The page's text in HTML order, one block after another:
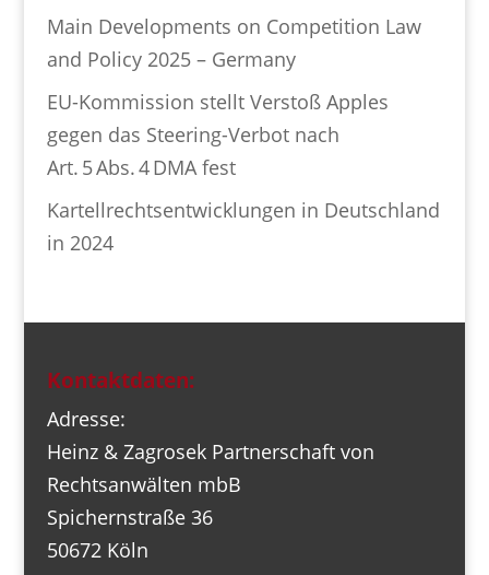
Main Developments on Competition Law
and Policy 2025 – Germany
EU-Kommission stellt Verstoß Apples
gegen das Steering-Verbot nach
Art. 5 Abs. 4 DMA fest
Kartellrechtsentwicklungen in Deutschland
in 2024
Kontaktdaten:
Adresse:
Heinz & Zagrosek Partnerschaft von
Rechtsanwälten mbB
Spichernstraße 36
50672 Köln